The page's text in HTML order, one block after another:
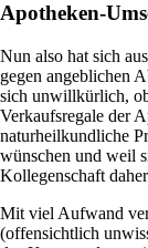
Apotheken-
Nun also hat sich
gegen angeblichen
sich unwillkürlich,
Verkaufsregale der
naturheilkundliche
wünschen und weil
Kollegenschaft
Mit viel Aufwand
(offensichtlich